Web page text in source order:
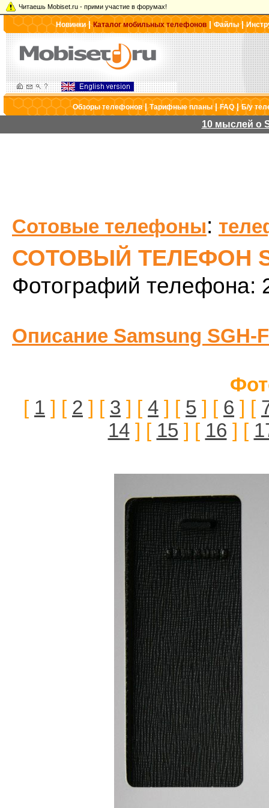
Читаешь Mobiset.ru - прими участие в форумах!
Новинки|Каталог мобильных телефонов |Файлы|
Обзоры телефонов|Тарифные планы|FAQ|Б/у
10 мыслей о
Сотовые телефоны:
СОТОВЫЙ ТЕЛЕФОН
Фотографий телефона:
Описание Samsung SGH-
[ 1 ] [ 2 ] [ 3 ] [ 4 ] [ 5 ] [ 6 ] [
14] [ 15 ] [ 16 ] [